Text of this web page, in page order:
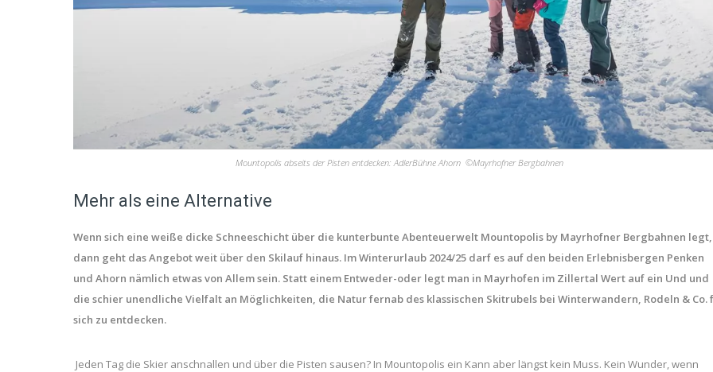
Mountopolis abseits der Pisten entdecken: AdlerBühne Ahorn ©Mayrhofner Bergbahnen
Mehr als eine Alternative
Wenn sich eine weiße dicke Schneeschicht über die kunterbunte Abenteuerwelt Mountopolis by Mayrhofner Bergbahnen legt,
dann geht das Angebot weit über den Skilauf hinaus. Im Winterurlaub 2024/25 darf es auf den beiden Erlebnisbergen Penken
und Ahorn nämlich etwas von Allem sein. Statt einem Entweder-oder legt man in Mayrhofen im Zillertal Wert auf ein Und und
die schier unendliche Vielfalt an Möglichkeiten, die Natur fernab des klassischen Skitrubels bei Winterwandern, Rodeln & Co.
sich zu entdecken.
Jeden Tag die Skier anschnallen und über die Pisten sausen? In Mountopolis ein Kann aber längst kein Muss. Kein Wunder, wenn